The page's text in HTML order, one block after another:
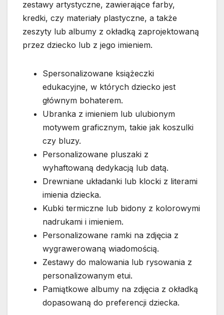
zestawy artystyczne, zawierające farby,
kredki, czy materiały plastyczne, a także
zeszyty lub albumy z okładką zaprojektowaną
przez dziecko lub z jego imieniem.
Spersonalizowane książeczki
edukacyjne, w których dziecko jest
głównym bohaterem.
Ubranka z imieniem lub ulubionym
motywem graficznym, takie jak koszulki
czy bluzy.
Personalizowane pluszaki z
wyhaftowaną dedykacją lub datą.
Drewniane układanki lub klocki z literami
imienia dziecka.
Kubki termiczne lub bidony z kolorowymi
nadrukami i imieniem.
Personalizowane ramki na zdjęcia z
wygrawerowaną wiadomością.
Zestawy do malowania lub rysowania z
personalizowanym etui.
Pamiątkowe albumy na zdjęcia z okładką
dopasowaną do preferencji dziecka.